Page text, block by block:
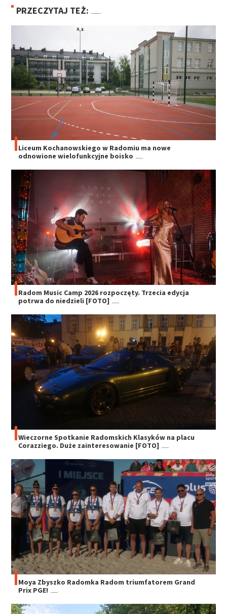
PRZECZYTAJ TEŻ:
Liceum Kochanowskiego w Radomiu ma nowe
odnowione wielofunkcyjne boisko
Radom Music Camp 2026 rozpoczęty. Trzecia edycja
potrwa do niedzieli [FOTO]
Wieczorne Spotkanie Radomskich Klasyków na placu
Corazziego. Duże zainteresowanie [FOTO]
Moya Zbyszko Radomka Radom triumfatorem Grand
Prix PGE!